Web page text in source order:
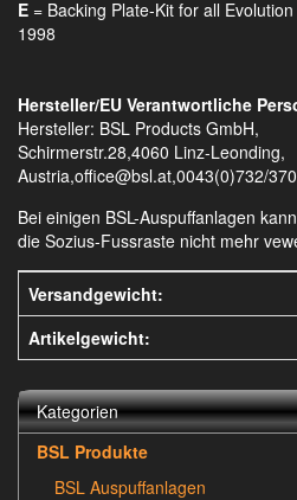
E = Backing Plate-Kit for all
1998
Hersteller/EU Verantwortliche
Hersteller: BSL Products GmbH,
Schirmerstr.28,4060 Linz-Leonding,
Austria,office@bsl.at,0043(0)732/
Bei einigen BSL-Auspuffanlagen
die Sozius-Fussraste nicht mehr
Versandgewicht:
Artikelgewicht:
Kategorien
BSL Produkte
BSL Auspuffanlagen